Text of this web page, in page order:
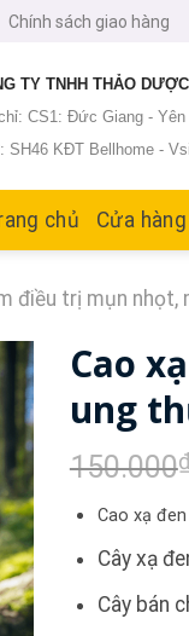
Chính sách giao hàng
TY TNHH THẢO
CS1: Đức Giang - Yên
SH46 KĐT Bellhome -
chủ Cửa hàng
điều trị mụn nhọt,
Cao
ung
150.000
Cao xạ
Cây xạ
Cây bán